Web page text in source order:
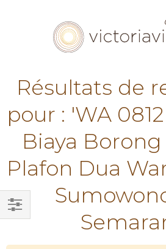
Résultats de
pour : 'WA
Biaya
Plafon Dua
Filtrer